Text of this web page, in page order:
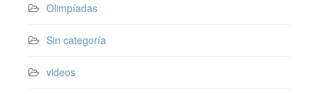
Olimpíadas
Sin categoría
videos